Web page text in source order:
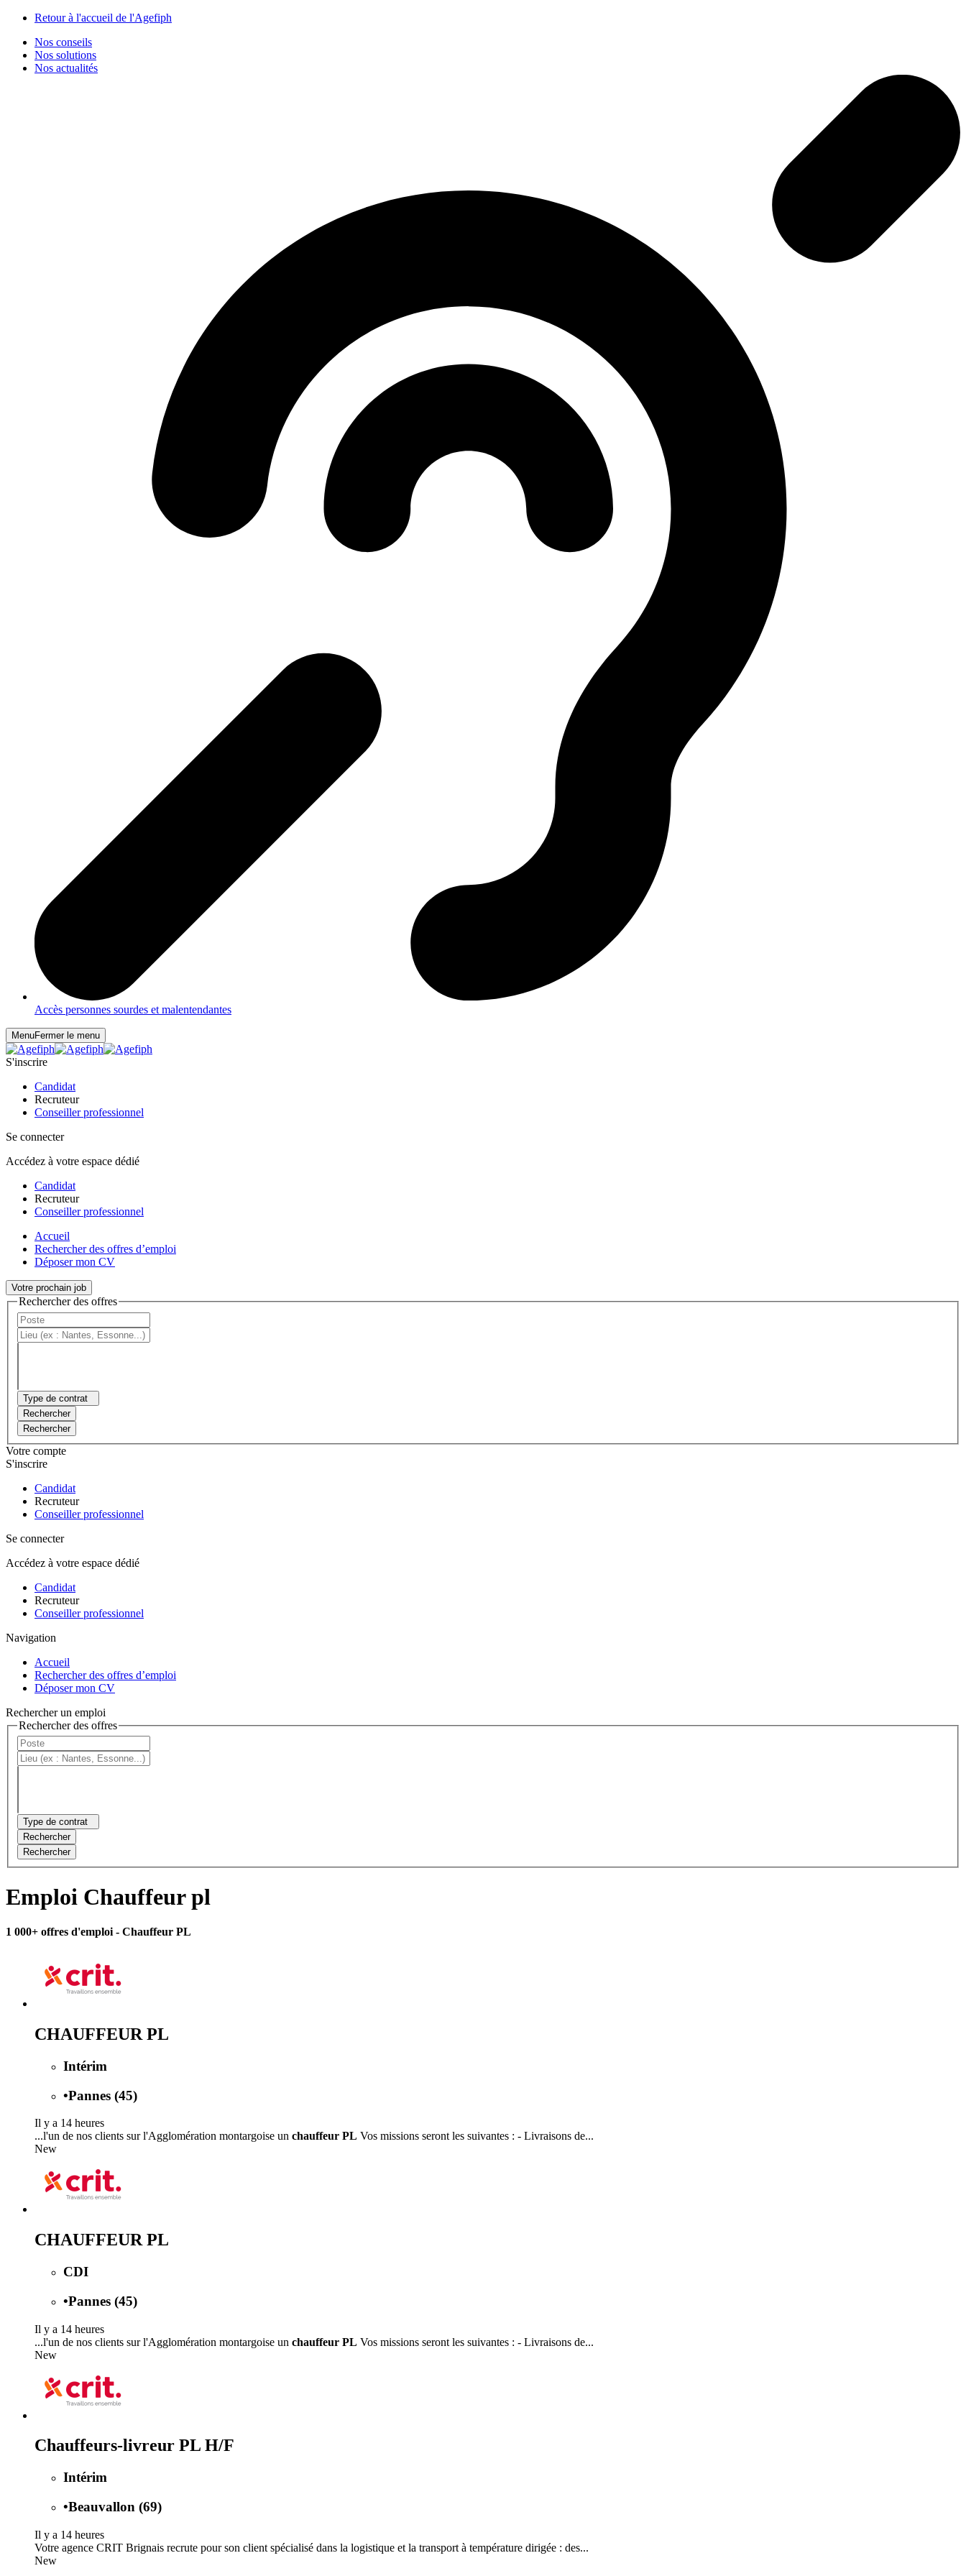
Retour à l'accueil de l'Agefiph
Nos conseils
Nos solutions
Nos actualités
Accès personnes sourdes et malentendantes
MenuFermer le menu
S'inscrire
Candidat
Recruteur
Conseiller professionnel
Se connecter
Accédez à votre espace dédié
Candidat
Recruteur
Conseiller professionnel
Accueil
Rechercher des offres d’emploi
Déposer mon CV
Votre prochain job
Rechercher des offres
Type de contrat
Rechercher
Rechercher
Votre compte
S'inscrire
Candidat
Recruteur
Conseiller professionnel
Se connecter
Accédez à votre espace dédié
Candidat
Recruteur
Conseiller professionnel
Navigation
Accueil
Rechercher des offres d’emploi
Déposer mon CV
Rechercher un emploi
Rechercher des offres
Type de contrat
Rechercher
Rechercher
Emploi Chauffeur pl
1 000+ offres d'emploi - Chauffeur PL
CHAUFFEUR PL
Intérim
•Pannes (45)
Il y a 14 heures
...l'un de nos clients sur l'Agglomération montargoise un chauffeur PL Vos missions seront les suivantes : - Livraisons de...
New
CHAUFFEUR PL
CDI
•Pannes (45)
Il y a 14 heures
...l'un de nos clients sur l'Agglomération montargoise un chauffeur PL Vos missions seront les suivantes : - Livraisons de...
New
Chauffeurs-livreur PL H/F
Intérim
•Beauvallon (69)
Il y a 14 heures
Votre agence CRIT Brignais recrute pour son client spécialisé dans la logistique et la transport à température dirigée : des...
New